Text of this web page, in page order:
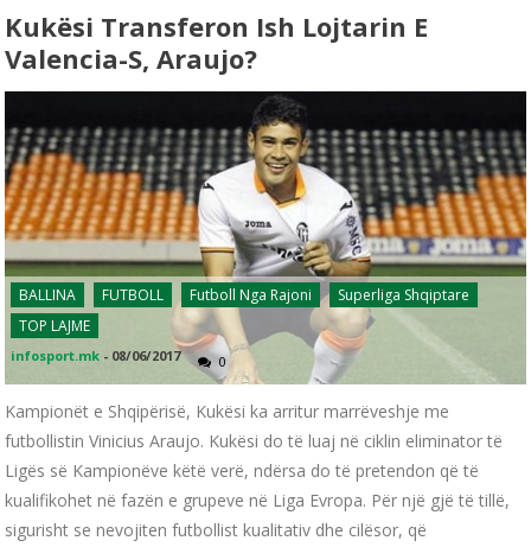
Kukësi Transferon Ish Lojtarin E
Valencia-S, Araujo?
BALLINA FUTBOLL Futboll Nga Rajoni
Superliga Shqiptare
TOP LAJME
infosport.mk - 08/06/2017 0
Kampionët e Shqipërisë, Kukësi ka arritur marrëveshje me
futbollistin Vinicius Araujo. Kukësi do të luaj në ciklin eliminator të
Ligës së Kampionëve këtë verë, ndërsa do të pretendon që të
kualifikohet në fazën e grupeve në Liga Evropa. Për një gjë të tillë,
sigurisht se nevojiten futbollist kualitativ dhe cilësor, që